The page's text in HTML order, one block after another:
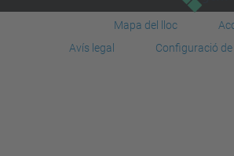
Mapa del lloc
Avís legal
Configuració